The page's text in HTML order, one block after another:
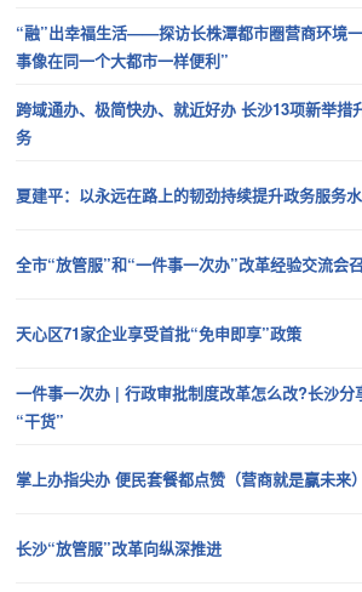
“融”出幸福生活——探访长株潭都市圈营商环境
事像在同一个大都市一样便利”
跨域通办、极简快办、就近好办 长沙13项新举措
务
夏建平：以永远在路上的韧劲持续提升政务服务
全市“放管服”和“一件事一次办”改革经验交流会
天心区71家企业享受首批“免申即享”政策
一件事一次办 | 行政审批制度改革怎么改?长沙分
“干货”
掌上办指尖办 便民套餐都点赞（营商就是赢未来）
长沙“放管服”改革向纵深推进